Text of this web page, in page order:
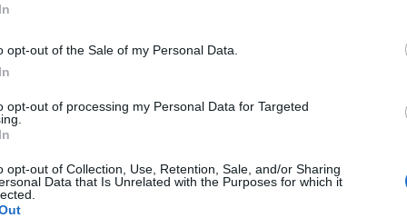
opt-out of the Sale of my Personal Data.
opt-out of processing my Personal Data for Targeted
opt-out of Collection, Use, Retention, Sale, and/or Sharing
Data that Is Unrelated with the Purposes for which it
επενδυτικά κεφάλαια (funds)
μονάδων
με την ΟΙΕΛΕ, η ανάπτυξη αυτήδεν συνοδεύεται
εργασίας των εκπαιδευτικών